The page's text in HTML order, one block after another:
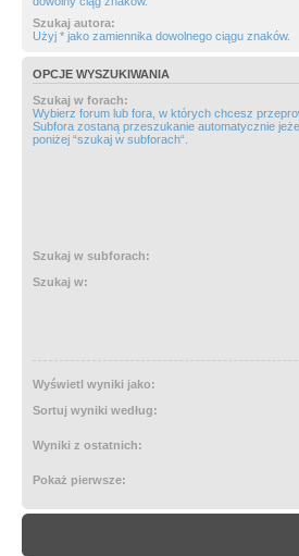
Szukaj autora:
Użyj * jako zamiennika dowolnego ciągu znaków.
OPCJE WYSZUKIWANIA
Szukaj w forach:
Wybierz forum lub fora, w których chcesz
Subfora zostaną przeszukanie automatycznie
poniżej “szukaj w subforach“.
Szukaj w subforach:
Szukaj w:
Wyświetl wyniki jako:
Sortuj wyniki według:
Wyniki z ostatnich:
Pokaż pierwsze: